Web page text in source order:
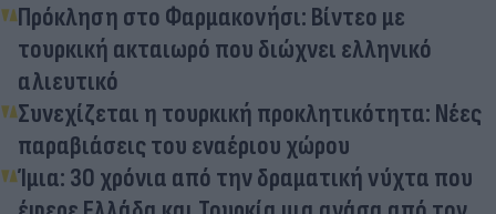
Πρόκληση στο Φαρμακονήσι: Βίντεο με
τουρκική ακταιωρό που διώχνει ελληνικό
αλιευτικό
Συνεχίζεται η τουρκική προκλητικότητα: Νέες
παραβιάσεις του εναέριου χώρου
Ίμια: 30 χρόνια από την δραματική νύχτα που